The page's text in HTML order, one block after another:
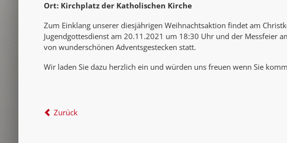
Ort: Kirchplatz der Katholischen Kirche
Zum Einklang unserer diesjährigen Weihnachtsaktion findet am
Jugendgottesdienst am 20.11.2021 um 18:30 Uhr und der Messfeier
von wunderschönen Adventsgestecken statt.
Wir laden Sie dazu herzlich ein und würden uns freuen wenn Sie
Zurück